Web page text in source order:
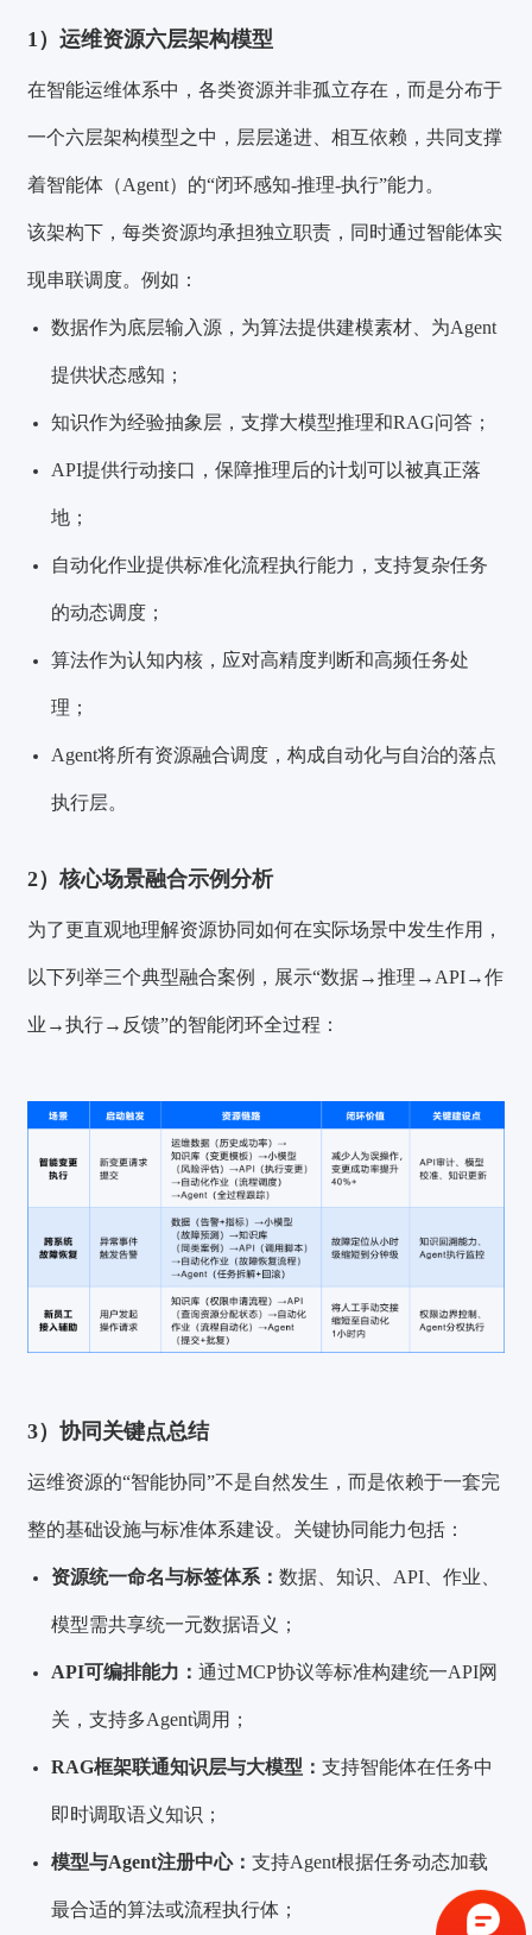
1）运维资源六层架构模型
在智能运维体系中，各类资源并非孤立存在，而是分布于
一个六层架构模型之中，层层递进、相互依赖，共同支撑
着智能体（Agent）的“闭环感知-推理-执行”能力。
该架构下，每类资源均承担独立职责，同时通过智能体实
现串联调度。例如：
数据作为底层输入源，为算法提供建模素材、为Agent
提供状态感知；
知识作为经验抽象层，支撑大模型推理和RAG问答；
API提供行动接口，保障推理后的计划可以被真正落
地；
自动化作业提供标准化流程执行能力，支持复杂任务
的动态调度；
算法作为认知内核，应对高精度判断和高频任务处
理；
Agent将所有资源融合调度，构成自动化与自治的落点
执行层。
2）核心场景融合示例分析
为了更直观地理解资源协同如何在实际场景中发生作用，
以下列举三个典型融合案例，展示“数据→推理→API→作
业→执行→反馈”的智能闭环全过程：
3）协同关键点总结
运维资源的“智能协同”不是自然发生，而是依赖于一套完
整的基础设施与标准体系建设。关键协同能力包括：
资源统一命名与标签体系：数据、知识、API、作业、
模型需共享统一元数据语义；
API可编排能力：通过MCP协议等标准构建统一API网
关，支持多Agent调用；
RAG框架联通知识层与大模型：支持智能体在任务中
即时调取语义知识；
模型与Agent注册中心：支持Agent根据任务动态加载
最合适的算法或流程执行体；
验证码登录 密码登录